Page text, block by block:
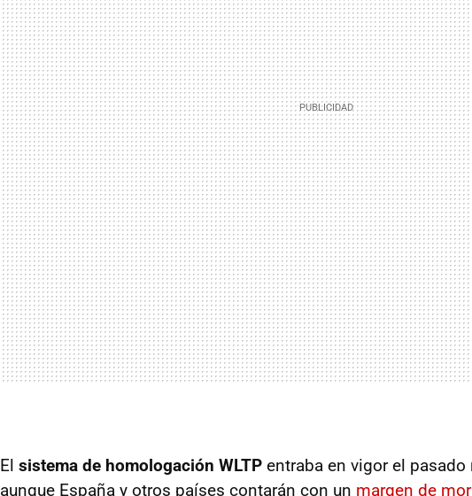
El sistema de homologación WLTP entraba en vigor el
aunque España y otros países contarán con un margen de